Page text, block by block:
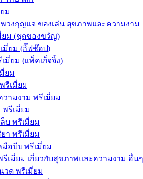
ม
พวงกุญแจ ของเล่น สุขภาพและความงาม
ยม (ชุดของขวัญ)
เมี่ยม (กิ๊ฟช๊อป)
เมี่ยม (แพ็คเก็จจิ้ง)
ยม
รีเมี่ยม
ามงาม พรีเมี่ยม
พรีเมี่ยม
บ พรีเมี่ยม
า พรีเมี่ยม
มือบีบ พรีเมี่ยม
รีเมี่ยม เกี่ยวกับสุขภาพและความงาม อื่นๆ
วด พรีเมี่ยม